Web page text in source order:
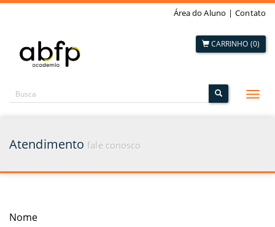
Área do Aluno | Contato
CARRINHO (0)
Atendimentofale conosco
Nome